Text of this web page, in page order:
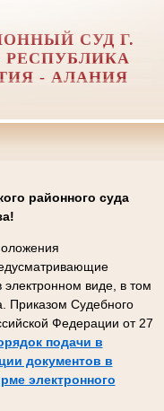
СУД Г.
РЕСПУБЛИКА
- АЛАНИЯ
районного суда
электронном виде, в том
Приказом Судебного
Федерации от 27
подачи в
документов в
электронного